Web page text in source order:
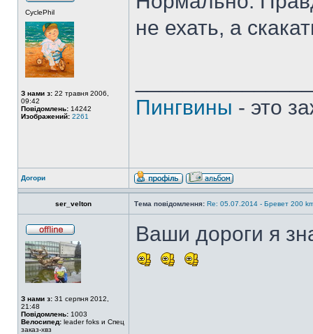
CyclePhil
З нами з: 22 травня 2006,
09:42
Повідомлень: 14242
Изображений: 2261
не ехать, а
Пингвины - это
Догори
ser_velton Тема повідомлення: Re: 05.07.2014 - Бревет 200
З нами з: 31 серпня 2012,
21:48
Повідомлень: 1003
Велосипед: leader foks и Спец
заказ-хвз
Ваши дороги я